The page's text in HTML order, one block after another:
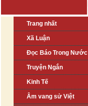
Trang nhất
Xã Luận
Đọc Báo Trong Nước
Truyện Ngắn
Kinh Tế
Âm vang sử Việt